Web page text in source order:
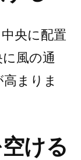
央に配置
風の通
まりま
ける